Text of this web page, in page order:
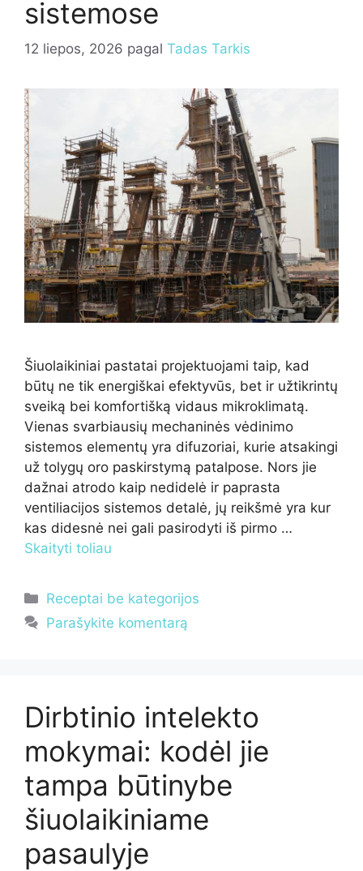
sistemose
12 liepos, 2026 pagal Tadas Tarkis
Šiuolaikiniai pastatai projektuojami taip, kad
būtų ne tik energiškai efektyvūs, bet ir užtikrintų
sveiką bei komfortišką vidaus mikroklimatą.
Vienas svarbiausių mechaninės vėdinimo
sistemos elementų yra difuzoriai, kurie atsakingi
už tolygų oro paskirstymą patalpose. Nors jie
dažnai atrodo kaip nedidelė ir paprasta
ventiliacijos sistemos detalė, jų reikšmė yra kur
kas didesnė nei gali pasirodyti iš pirmo …
Skaityti toliau
Kategorijos
Receptai be kategorijos
Parašykite komentarą
Dirbtinio intelekto
mokymai: kodėl jie
tampa būtinybe
šiuolaikiniame
pasaulyje